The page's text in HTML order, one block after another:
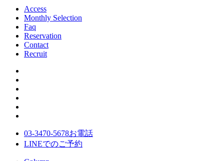
Access
Monthly Selection
Faq
Reservation
Contact
Recruit
03-3470-5678お電話
LINEでのご予約